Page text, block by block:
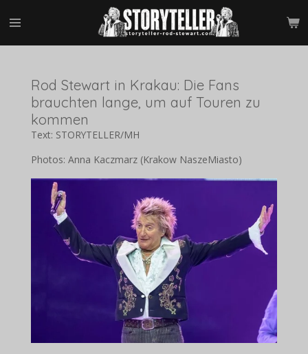
springen
Rod Stewart in Krakau: Die Fans
brauchten lange, um auf Touren zu
kommen
Text: STORYTELLER/MH
Photos: Anna Kaczmarz (Krakow NaszeMiasto)